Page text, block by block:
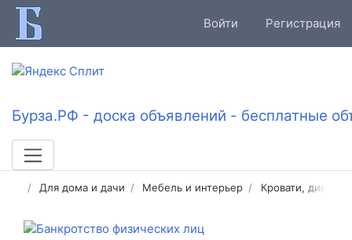
Войти Регистрация
Бурза.РФ - доска объявлений - бесплатные
Для дома и дачи Мебель и интерьер Кровати, диваны